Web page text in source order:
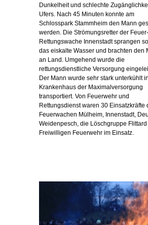
Dunkelheit und schlechte
Ufers. Nach 45 Minuten konnte am
Schlosspark Stammheim den Mann
werden. Die Strömungsretter der
Rettungswache Innenstadt sprangen
das eiskalte Wasser und brachten den
an Land. Umgehend wurde die
rettungsdienstliche Versorgung
Der Mann wurde sehr stark unterkühlt
Krankenhaus der Maximalversorgung
transportiert. Von Feuerwehr und
Rettungsdienst waren 30 Einsatzkräfte
Feuerwachen Mülheim, Innenstadt,
Weidenpesch, die Löschgruppe
Freiwilligen Feuerwehr im Einsatz.